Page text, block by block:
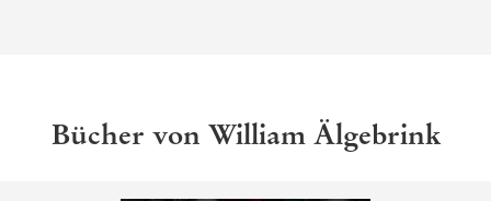
Bücher von William Älgebrink